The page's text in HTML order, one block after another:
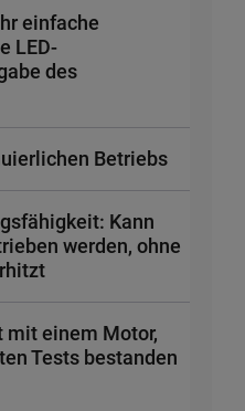
einfache
LED-
des
Betriebs
Kann
werden, ohne
einem Motor,
Tests bestanden